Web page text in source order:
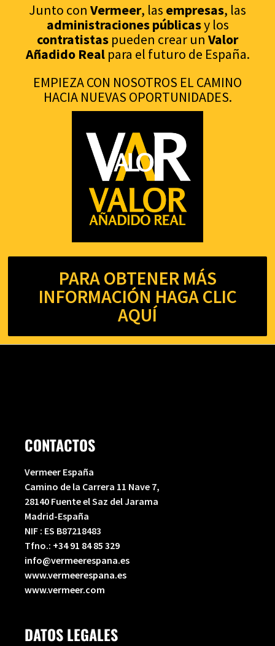
Junto con Vermeer, las empresas, las
administraciones públicasy los
contratistas pueden crear un Valor
Añadido Realpara el futuro de España.
EMPIEZA CON NOSOTROS EL CAMINO
HACIA NUEVAS OPORTUNIDADES.
PARA OBTENER MÁS
INFORMACIÓN HAGA CLIC
AQUÍ
CONTACTOS
Vermeer España
Camino de la Carrera 11 Nave 7,
28140 Fuente el Saz del Jarama
Madrid-España
NIF : ES B87218483
Tfno.: +34 91 84 85 329
info@vermeerespana.es
www.vermeerespana.es
www.vermeer.com
DATOS LEGALES